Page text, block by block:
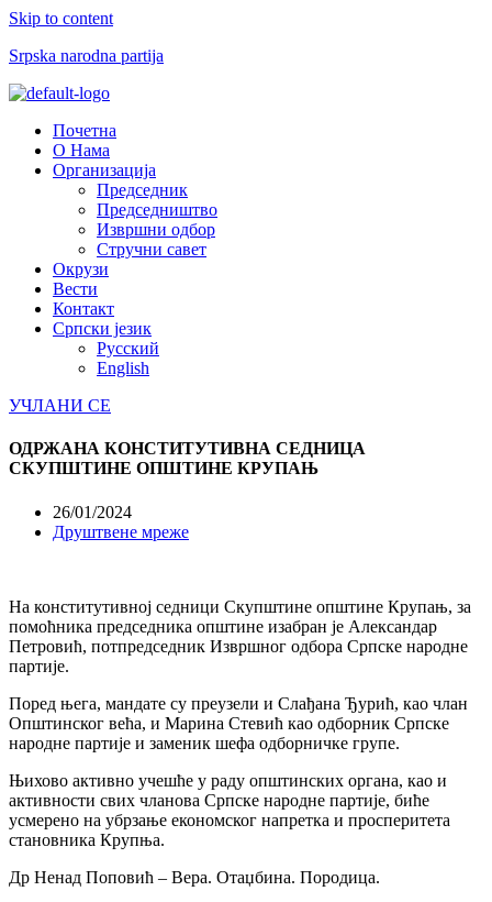
Skip to content
Srpska narodna partija
Menu
Почетна
О Нама
Организација
Председник
Председништво
Извршни одбор
Стручни савет
Окрузи
Вести
Контакт
Српски језик
Русский
English
УЧЛАНИ СЕ
ОДРЖАНА КОНСТИТУТИВНА СЕДНИЦА
СКУПШТИНЕ ОПШТИНЕ КРУПАЊ
26/01/2024
Друштвене мреже
На конститутивној седници Скупштине општине Крупањ, за
помоћника председника општине изабран је Александар
Петровић, потпредседник Извршног одбора Српске народне
партије.
Поред њега, мандате су преузели и Слађана Ђурић, као члан
Општинског већа, и Марина Стевић као одборник Српске
народне партије и заменик шефа одборничке групе.
Њихово активно учешће у раду општинских органа, као и
активности свих чланова Српске народне партије, биће
усмерено на убрзање економског напретка и просперитета
становника Крупња.
Др Ненад Поповић – Вера. Отаџбина. Породица.